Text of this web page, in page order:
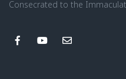
Consecrated to the